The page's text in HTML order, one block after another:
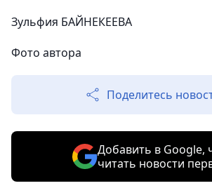
Зульфия БАЙНЕКЕЕВА
Фото автора
Поделитесь
Добавить в Google,
читать новости